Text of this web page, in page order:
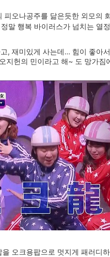
피오나공주를 닮은듯한 외모의
말 행복 바이러스가 넘치는 열
, 재미있게 사는데... 힘이 좋아
지헌의 민이라고 해~ 도 망가짐
오크용팝으로 멋지게 패러디